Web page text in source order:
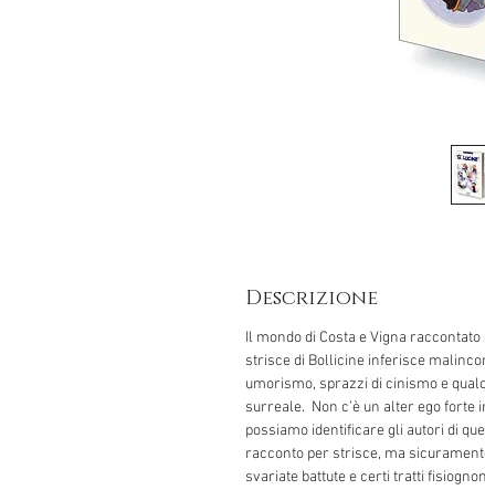
Descrizione
Il mondo di Costa e Vigna
strisce di Bollicine inferisce
umorismo, sprazzi di cinismo e
surreale. Non c’è un alter ego forte
possiamo identificare gli autori di
racconto per strisce, ma
svariate battute e certi tratti